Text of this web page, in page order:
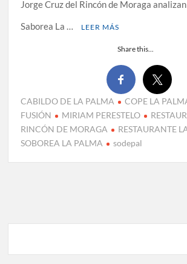
Jorge Cruz del Rincón de Moraga
Saborea La …
LEER MÁS
Share this...
CABILDO DE LA PALMA COPE LA
FUSIÓN
MIRIAM PERESTELO
RINCÓN DE MORAGA
RESTAURANTE
SOBOREA LA PALMA
sodepal